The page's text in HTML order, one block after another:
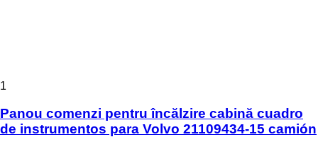
1
Panou comenzi pentru încălzire cabină cuadro
de instrumentos para Volvo 21109434-15 camión